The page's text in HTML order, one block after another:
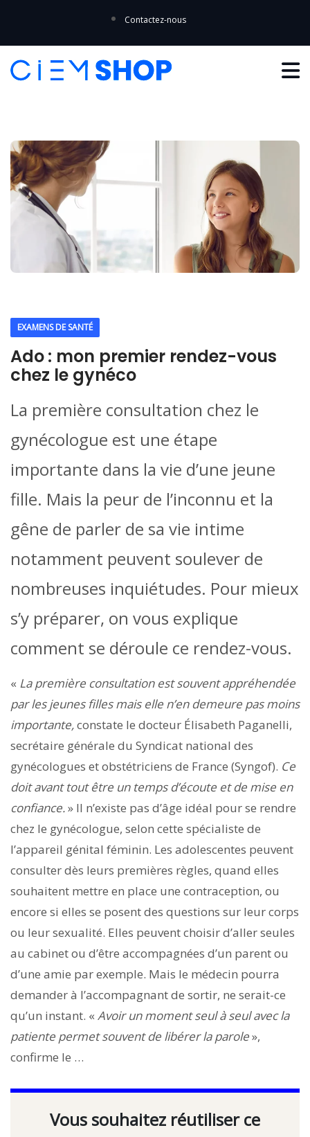
Contactez-nous
EXAMENS DE SANTÉ
Ado : mon premier rendez-vous
chez le gynéco
La première consultation chez le
gynécologue est une étape
importante dans la vie d’une jeune
fille. Mais la peur de l’inconnu et la
gêne de parler de sa vie intime
notamment peuvent soulever de
nombreuses inquiétudes. Pour mieux
s’y préparer, on vous explique
comment se déroule ce rendez-vous.
« La première consultation est souvent appréhendée
par les jeunes filles mais elle n’en demeure pas moins
importante,constate le docteur Élisabeth Paganelli,
secrétaire générale du Syndicat national des
gynécologues et obstétriciens de France (Syngof). Ce
doit avant tout être un temps d’écoute et de mise en
confiance.» Il n’existe pas d’âge idéal pour se rendre
chez le gynécologue, selon cette spécialiste de
l’appareil génital féminin. Les adolescentes peuvent
consulter dès leurs premières règles, quand elles
souhaitent mettre en place une contraception, ou
encore si elles se posent des questions sur leur corps
ou leur sexualité. Elles peuvent choisir d’aller seules
au cabinet ou d’être accompagnées d’un parent ou
d’une amie par exemple. Mais le médecin pourra
demander à l’accompagnant de sortir, ne serait-ce
qu’un instant. « Avoir un moment seul à seul avec la
patiente permet souvent de libérer la parole»,
confirme le …
Vous souhaitez réutiliser ce